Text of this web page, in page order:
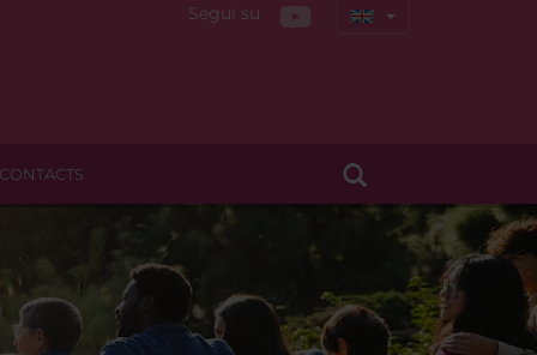
Segui su
CONTACTS